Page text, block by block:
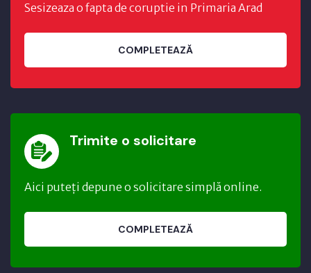
Sesizeaza o fapta de coruptie in Primaria Arad
COMPLETEAZĂ
Trimite o solicitare
Aici puteți depune o solicitare simplă online.
COMPLETEAZĂ